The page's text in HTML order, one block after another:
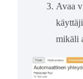
Avaa
mikäli